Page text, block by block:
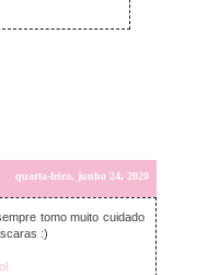
quarta-feira, junho 24, 2020
tomo muito cuidado
:)